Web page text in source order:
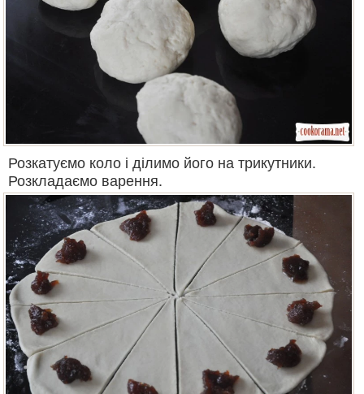
Розкатуємо коло і ділимо його на трикутники.
Розкладаємо варення.